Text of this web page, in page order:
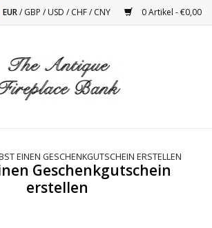
EUR/GBP /USD /CHF/CNY 0 Artikel - €0,00
EINEN GESCHENKGUTSCHEIN ERSTELLEN
Geschenkgutschein
erstellen